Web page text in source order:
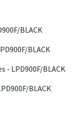
BLACK
BLACK
- LPD900F/BLACK
BLACK